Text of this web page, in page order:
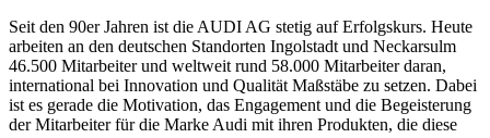
Seit den 90er Jahren ist die AUDI AG stetig auf Erfolgskurs. Heute
arbeiten an den deutschen Standorten Ingolstadt und Neckarsulm
46.500 Mitarbeiter und weltweit rund 58.000 Mitarbeiter daran,
international bei Innovation und Qualität Maßstäbe zu setzen. Dabei
ist es gerade die Motivation, das Engagement und die Begeisterung
der Mitarbeiter für die Marke Audi mit ihren Produkten, die diese